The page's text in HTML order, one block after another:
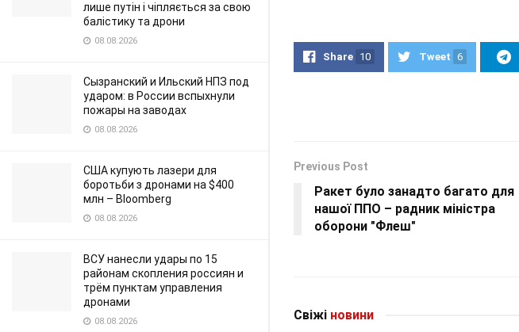
лише путін і чіпляється за свою
балістику та дрони
08.08.2026
Сызранский и Ильский НПЗ под
ударом: в России вспыхнули
пожары на заводах
08.08.2026
США купують лазери для
боротьби з дронами на $400
млн – Bloomberg
08.08.2026
ВСУ нанесли удары по 15
районам скопления россиян и
трём пунктам управления
дронами
08.08.2026
Share 10 Tweet 6
Previous Post
Ракет було занадто багато для
нашої ППО – радник міністра
оборони "Флеш"
Свіжі новини